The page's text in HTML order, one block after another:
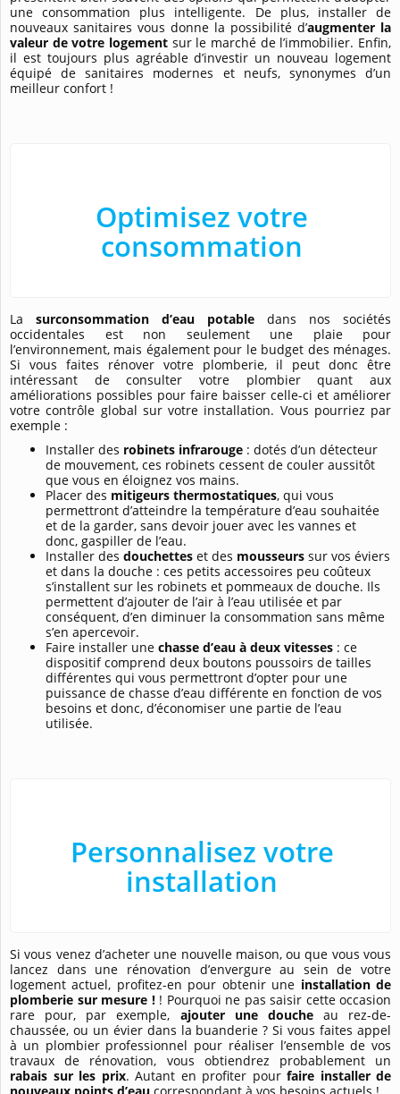
une consommation plus intelligente. De plus, installer de
nouveaux sanitaires vous donne la possibilité d’augmenter la
valeur de votre logement sur le marché de l’immobilier. Enfin,
il est toujours plus agréable d’investir un nouveau logement
équipé de sanitaires modernes et neufs, synonymes d’un
meilleur confort !
Optimisez votre
consommation
La surconsommation d’eau potable dans nos sociétés
occidentales est non seulement une plaie pour
l’environnement, mais également pour le budget des ménages.
Si vous faites rénover votre plomberie, il peut donc être
intéressant de consulter votre plombier quant aux
améliorations possibles pour faire baisser celle-ci et améliorer
votre contrôle global sur votre installation. Vous pourriez par
exemple :
Installer des robinets infrarouge : dotés d’un détecteur
de mouvement, ces robinets cessent de couler aussitôt
que vous en éloignez vos mains.
Placer des mitigeurs thermostatiques, qui vous
permettront d’atteindre la température d’eau souhaitée
et de la garder, sans devoir jouer avec les vannes et
donc, gaspiller de l’eau.
Installer des douchettes et des mousseurs sur vos éviers
et dans la douche : ces petits accessoires peu coûteux
s’installent sur les robinets et pommeaux de douche. Ils
permettent d’ajouter de l’air à l’eau utilisée et par
conséquent, d’en diminuer la consommation sans même
s’en apercevoir.
Faire installer une chasse d’eau à deux vitesses : ce
dispositif comprend deux boutons poussoirs de tailles
différentes qui vous permettront d’opter pour une
puissance de chasse d’eau différente en fonction de vos
besoins et donc, d’économiser une partie de l’eau
utilisée.
Personnalisez votre
installation
Si vous venez d’acheter une nouvelle maison, ou que vous vous
lancez dans une rénovation d’envergure au sein de votre
logement actuel, profitez-en pour obtenir une installation de
plomberie sur mesure ! ! Pourquoi ne pas saisir cette occasion
rare pour, par exemple, ajouter une douche au rez-de-
chaussée, ou un évier dans la buanderie ? Si vous faites appel
à un plombier professionnel pour réaliser l’ensemble de vos
travaux de rénovation, vous obtiendrez probablement un
rabais sur les prix. Autant en profiter pour faire installer de
nouveaux points d’eau correspondant à vos besoins actuels !